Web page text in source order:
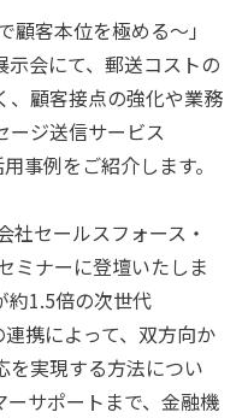
顧客本位を極める～」
示会にて、郵送コストの
、顧客接点の強化や業務
ージ送信サービス
事例をご紹介します。
セールスフォース・
ミナーに登壇いたしま
約1.5倍の次世代
携によって、双方向か
を実現する方法につい
サポートまで、金融機